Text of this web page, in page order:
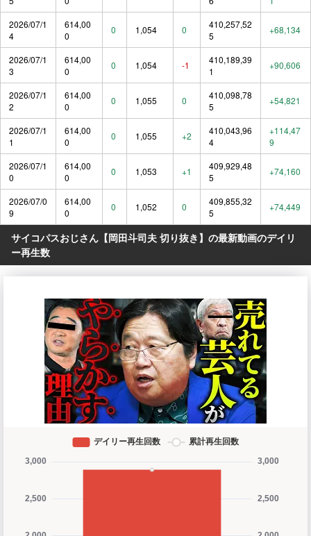
2026/07/1
4
614,00
0
0 1,054 0
410,257,52
5
+68,134
2026/07/1
3
614,00
0
0 1,054 -1
410,189,39
1
+90,606
2026/07/1
2
614,00
0
0 1,055 0
410,098,78
5
+54,821
2026/07/1
1
614,00
0
0 1,055 +2
410,043,96
4
+114,47
9
2026/07/1
0
614,00
0
0 1,053 +1
409,929,48
5
+74,160
2026/07/0
9
614,00
0
0 1,052 0
409,855,32
5
+74,449
サイコパスおじさん【岡田斗司夫 切り抜き】の最新動画のデイリ
ー再生数